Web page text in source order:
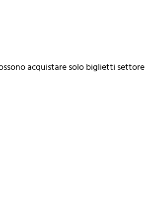
acquistare solo biglietti settore